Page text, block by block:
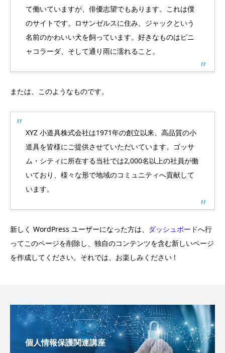
て働いていますが、俳優志望でもあります。これは僕
のサイトです。ロサンゼルスに住み、ジャックという
名前のかわいい犬を飼っています。好きなものはピニ
ャコラーダ、そして通り雨に濡れること。
または、このようなものです。
XYZ 小道具株式会社は1971年の創立以来、高品質の小
道具を皆様にご提供させていただいています。ゴッサ
ム・シティに所在する当社では2,000名以上の社員が働
いており、様々な形で地域のコミュニティへ貢献して
います。
新しく WordPress ユーザーになった方は、 ダッシュボードへ行
ってこのページを削除し、独自のコンテンツを含む新しいページ
を作成してください。それでは、お楽しみください !
個人情報保護関連講座